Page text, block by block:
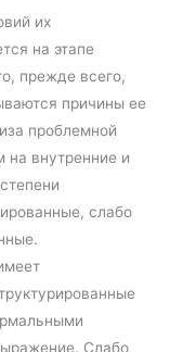
их
на этапе
прежде всего,
причины ее
проблемной
на внутренние и
слабо
Слабо